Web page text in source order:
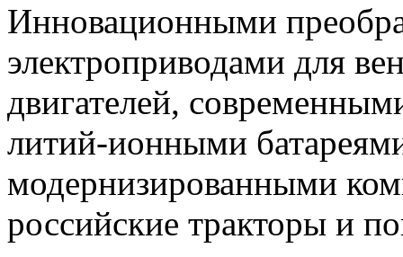
Инновационными
электроприводами для
двигателей,
литий-ионными
модернизированными
российские тракторы и